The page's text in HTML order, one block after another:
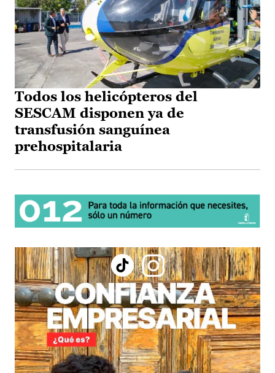
Todos los helicópteros del
SESCAM disponen ya de
transfusión sanguínea
prehospitalaria